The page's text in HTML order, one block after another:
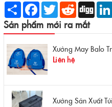
Share Facebook
Twitter Reddit Digg
Sản phẩm mới ra mắt
Liên hệ